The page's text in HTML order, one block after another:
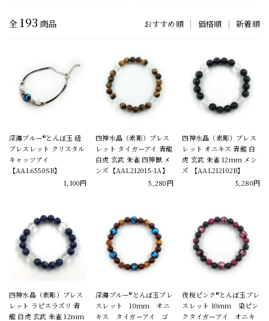
全 193 商品 おすすめ順 | 価格順 | 新着順
深海ブルー®とんぼ玉 紐
ブレスレット クリスタル
キャッツアイ
【AAL6550SB】
1,100円
四神水晶（素彫）ブレス
レット タイガーアイ 青龍
白虎 玄武 朱雀 四神獣 メ
ンズ【AAL212015-1A】
5,280円
四神水晶（素彫）ブレス
レット オニキス 青龍 白
虎 玄武 朱雀 12mm メン
ズ 【AAL212102B】
5,280円
四神水晶（素彫）ブレス
レット ラピスラズリ 青
龍 白虎 玄武 朱雀 12mm
深海ブルー®とんぼ玉ブレ
スレット 10mm オニ
キス タイガーアイ ゴ
夜桜ピンク®とんぼ玉ブレ
スレット 10mm 染ピン
クタイガーアイ オニキ